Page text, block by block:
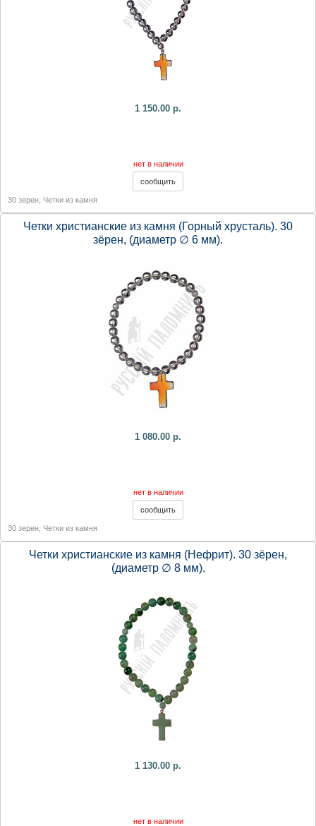
1 150.00 р.
нет в наличии
30 зерен Четки из камня
Четки христианские из камня (Горный хрусталь). 30
зёрен, (диаметр ∅ 6 мм).
1 080.00 р.
нет в наличии
30 зерен Четки из камня
Четки христианские из камня (Нефрит). 30 зёрен,
(диаметр ∅ 8 мм).
1 130.00 р.
нет в наличии